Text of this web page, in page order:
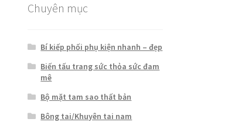
Chuyên mục
Bí kiếp phối phụ kiện nhanh – đẹp
Biến tấu trang sức thỏa sức đam
mê
Bộ mặt tam sao thất bản
Bông tai/Khuyên tai nam